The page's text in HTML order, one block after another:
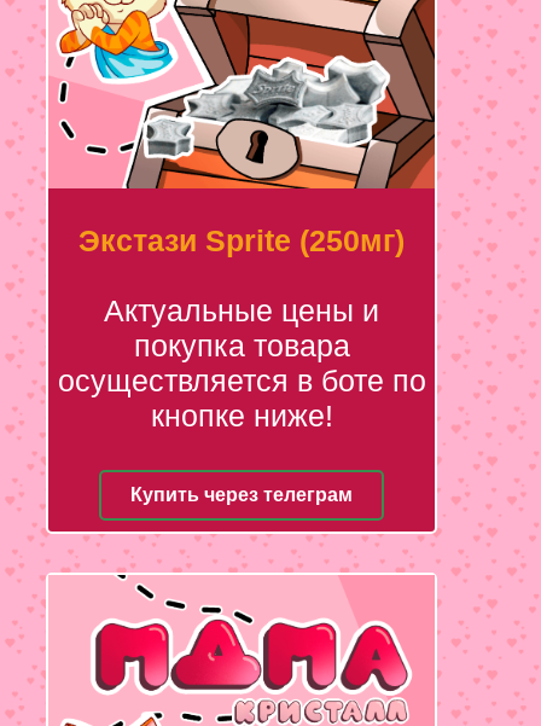
Экстази Sprite (250мг)
Актуальные цены и
покупка товара
осуществляется в боте по
кнопке ниже!
Купить через телеграм